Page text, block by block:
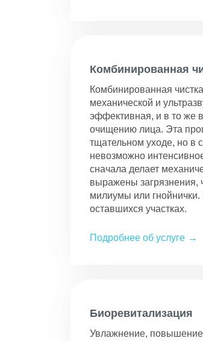
Комбинированная
Комбинированная
механической и
эффективная, и в то же
очищению лица. Эта
тщательном уходе, но в
невозможно
сначала делает
выражены загрязнения,
милиумы или гнойнички.
оставшихся участках.
Подробнее об услуге
Биоревитализация
Увлажнение, повышение